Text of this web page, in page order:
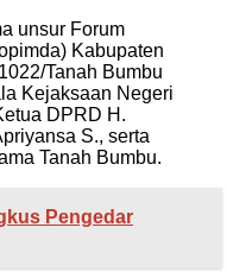
unsur Forum
Kabupaten
Tanah Bumbu
Kejaksaan Negeri
DPRD H.
S., serta
Tanah Bumbu.
Pengedar